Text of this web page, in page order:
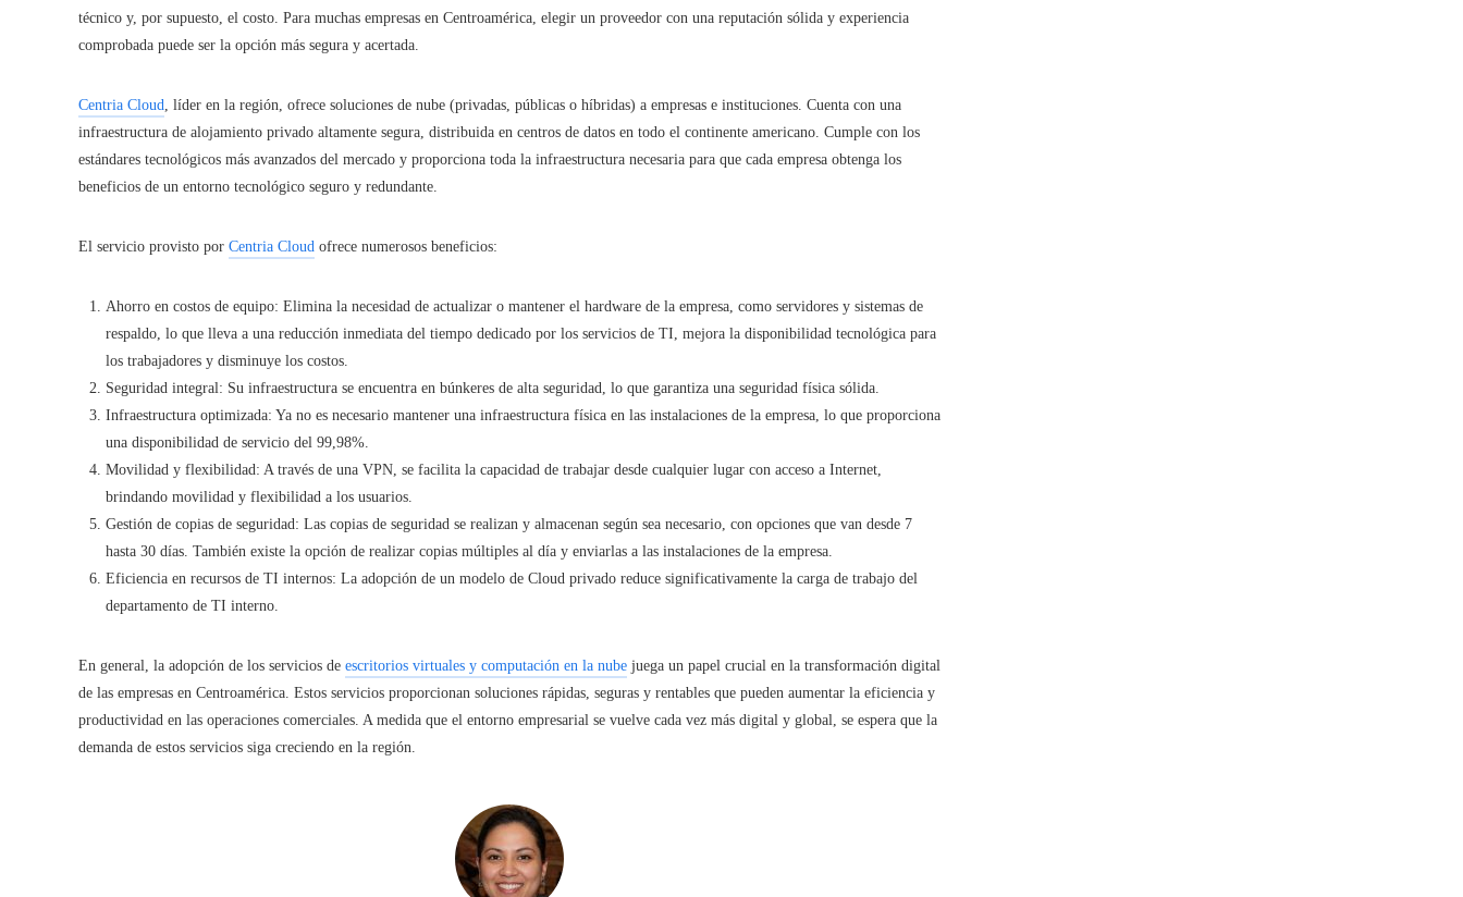
técnico y, por supuesto, el costo. Para muchas empresas en Centroamérica, elegir un proveedor con una reputación sólida y experiencia
comprobada puede ser la opción más segura y acertada.
Centria Cloud
, líder en la región, ofrece soluciones de nube (privadas, públicas o híbridas) a empresas e instituciones. Cuenta con una
infraestructura de alojamiento privado altamente segura, distribuida en centros de datos en todo el continente americano. Cumple con los
estándares tecnológicos más avanzados del mercado y proporciona toda la infraestructura necesaria para que cada empresa obtenga los
beneficios de un entorno tecnológico seguro y redundante.
El servicio provisto por Centria Cloud ofrece numerosos beneficios:
Ahorro en costos de equipo: Elimina la necesidad de actualizar o mantener el hardware de la empresa, como servidores y sistemas de
respaldo, lo que lleva a una reducción inmediata del tiempo dedicado por los servicios de TI, mejora la disponibilidad tecnológica para
los trabajadores y disminuye los costos.
Seguridad integral: Su infraestructura se encuentra en búnkeres de alta seguridad, lo que garantiza una seguridad física sólida.
Infraestructura optimizada: Ya no es necesario mantener una infraestructura física en las instalaciones de la empresa, lo que proporciona
una disponibilidad de servicio del 99,98%.
Movilidad y flexibilidad: A través de una VPN, se facilita la capacidad de trabajar desde cualquier lugar con acceso a Internet,
brindando movilidad y flexibilidad a los usuarios.
Gestión de copias de seguridad: Las copias de seguridad se realizan y almacenan según sea necesario, con opciones que van desde 7
hasta 30 días. También existe la opción de realizar copias múltiples al día y enviarlas a las instalaciones de la empresa.
Eficiencia en recursos de TI internos: La adopción de un modelo de Cloud privado reduce significativamente la carga de trabajo del
departamento de TI interno.
En general, la adopción de los servicios de escritorios virtuales y computación en la nube juega un papel crucial en la transformación digital
de las empresas en Centroamérica. Estos servicios proporcionan soluciones rápidas, seguras y rentables que pueden aumentar la eficiencia y
productividad en las operaciones comerciales. A medida que el entorno empresarial se vuelve cada vez más digital y global, se espera que la
demanda de estos servicios siga creciendo en la región.